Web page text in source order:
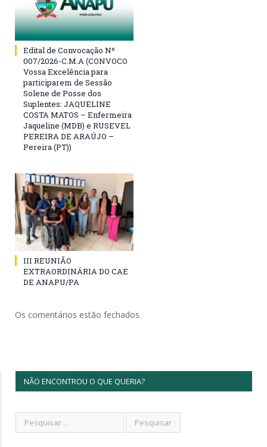
Edital de Convocação Nº
007/2026-C.M.A (CONVOCO
Vossa Excelência para
participarem de Sessão
Solene de Posse dos
Suplentes: JAQUELINE
COSTA MATOS – Enfermeira
Jaqueline (MDB) e RUSEVEL
PEREIRA DE ARAÚJO –
Pereira (PT))
III REUNIÃO
EXTRAORDINÁRIA DO CAE
DE ANAPU/PA
Os comentários estão fechados.
NÃO ENCONTROU O QUE QUERIA?